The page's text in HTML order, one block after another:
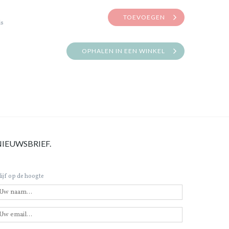
TOEVOEGEN
OPHALEN IN EEN WINKEL
op de hoogte